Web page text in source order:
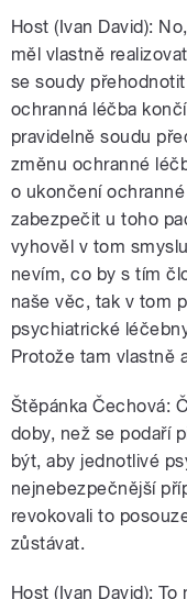
Host (Ivan David):
měl vlastně
se soudy
ochranná léčba
pravidelně soudu
změnu ochranné
o ukončení
zabezpečit u toho
vyhověl v tom
nevím, co by s tím
naše věc, tak v tom
psychiatrické
Protože tam vlastně
Štěpánka Čechová:
doby, než se podaří
být, aby jednotlivé
nejnebezpečnější
revokovali to
zůstávat.
Host (Ivan David):